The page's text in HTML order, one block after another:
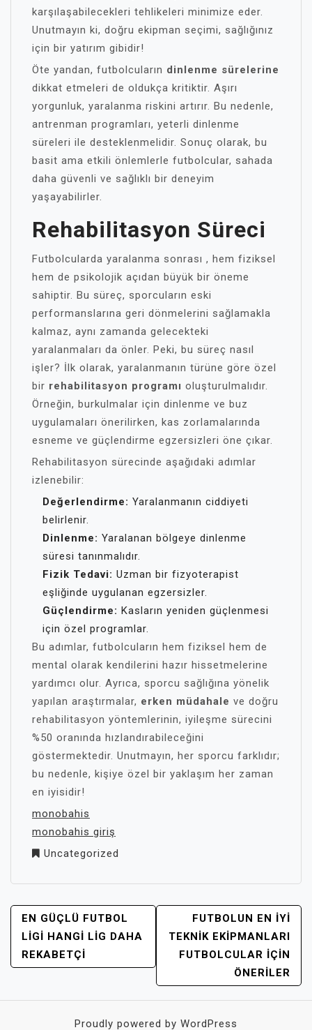
karşılaşabilecekleri tehlikeleri minimize eder.
Unutmayın ki, doğru ekipman seçimi, sağlığınız
için bir yatırım gibidir!
Öte yandan, futbolcuların dinlenme sürelerine
dikkat etmeleri de oldukça kritiktir. Aşırı
yorgunluk, yaralanma riskini artırır. Bu nedenle,
antrenman programları, yeterli dinlenme
süreleri ile desteklenmelidir. Sonuç olarak, bu
basit ama etkili önlemlerle futbolcular, sahada
daha güvenli ve sağlıklı bir deneyim
yaşayabilirler.
Rehabilitasyon Süreci
Futbolcularda yaralanma sonrası , hem fiziksel
hem de psikolojik açıdan büyük bir öneme
sahiptir. Bu süreç, sporcuların eski
performanslarına geri dönmelerini sağlamakla
kalmaz, aynı zamanda gelecekteki
yaralanmaları da önler. Peki, bu süreç nasıl
işler? İlk olarak, yaralanmanın türüne göre özel
bir rehabilitasyon programı oluşturulmalıdır.
Örneğin, burkulmalar için dinlenme ve buz
uygulamaları önerilirken, kas zorlamalarında
esneme ve güçlendirme egzersizleri öne çıkar.
Rehabilitasyon sürecinde aşağıdaki adımlar
izlenebilir:
Değerlendirme: Yaralanmanın ciddiyeti
belirlenir.
Dinlenme: Yaralanan bölgeye dinlenme
süresi tanınmalıdır.
Fizik Tedavi: Uzman bir fizyoterapist
eşliğinde uygulanan egzersizler.
Güçlendirme: Kasların yeniden güçlenmesi
için özel programlar.
Bu adımlar, futbolcuların hem fiziksel hem de
mental olarak kendilerini hazır hissetmelerine
yardımcı olur. Ayrıca, sporcu sağlığına yönelik
yapılan araştırmalar, erken müdahale ve doğru
rehabilitasyon yöntemlerinin, iyileşme sürecini
%50 oranında hızlandırabileceğini
göstermektedir. Unutmayın, her sporcu farklıdır;
bu nedenle, kişiye özel bir yaklaşım her zaman
en iyisidir!
monobahis
monobahis giriş
Uncategorized
YAZI
GEZINMESI
EN GÜÇLÜ FUTBOL
LIGI HANGI LIG DAHA
REKABETÇI
FUTBOLUN EN İYI
TEKNIK EKIPMANLARI
FUTBOLCULAR İÇIN
ÖNERILER
Proudly powered by WordPress